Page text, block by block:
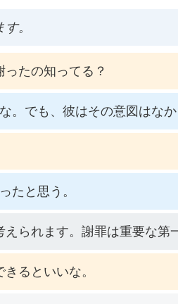
。
たの知ってる？
でも、彼はその意図はなか
たと思う。
られます。謝罪は重要な第
るといいな。